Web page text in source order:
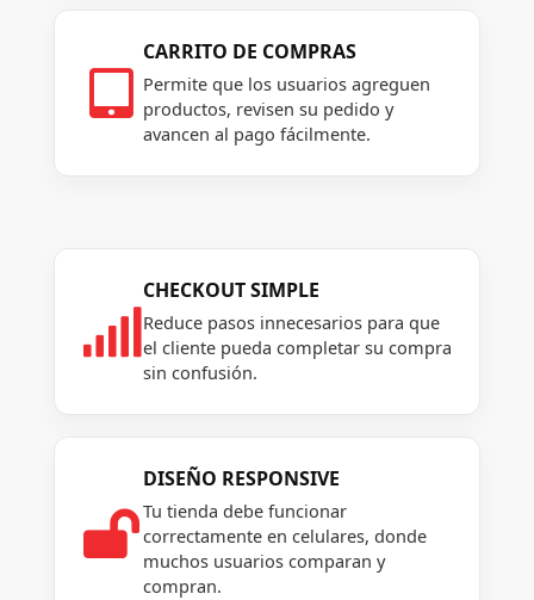

CARRITO DE COMPRAS
Permite que los usuarios agreguen
productos, revisen su pedido y
avancen al pago fácilmente.

CHECKOUT SIMPLE
Reduce pasos innecesarios para que
el cliente pueda completar su compra
sin confusión.

DISEÑO RESPONSIVE
Tu tienda debe funcionar
correctamente en celulares, donde
muchos usuarios comparan y
compran.